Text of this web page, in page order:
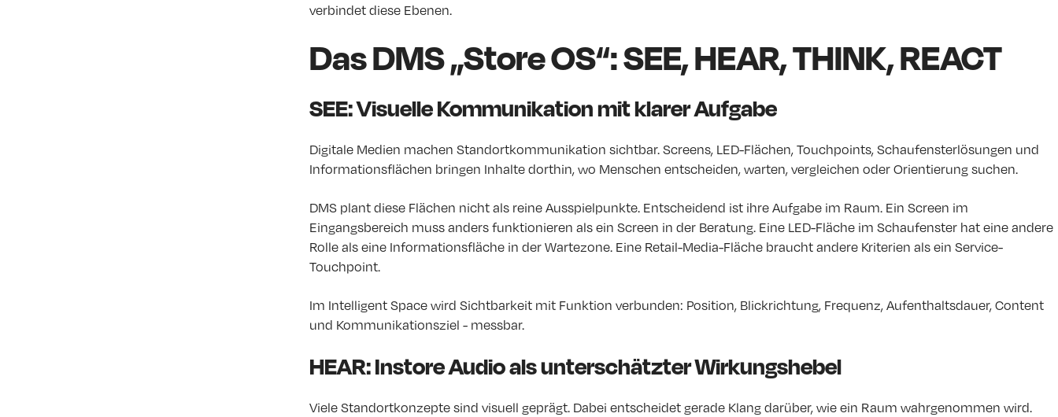
verbindet diese Ebenen.
Das DMS „Store OS“: SEE, HEAR, THINK, REACT
SEE: Visuelle Kommunikation mit klarer Aufgabe
Digitale Medien machen Standortkommunikation sichtbar. Screens, LED-Flächen, Touchpoints, Schaufensterlösungen und
Informationsflächen bringen Inhalte dorthin, wo Menschen entscheiden, warten, vergleichen oder Orientierung suchen.
DMS plant diese Flächen nicht als reine Ausspielpunkte. Entscheidend ist ihre Aufgabe im Raum. Ein Screen im
Eingangsbereich muss anders funktionieren als ein Screen in der Beratung. Eine LED-Fläche im Schaufenster hat eine andere
Rolle als eine Informationsfläche in der Wartezone. Eine Retail-Media-Fläche braucht andere Kriterien als ein Service-
Touchpoint.
Im Intelligent Space wird Sichtbarkeit mit Funktion verbunden: Position, Blickrichtung, Frequenz, Aufenthaltsdauer, Content
und Kommunikationsziel - messbar.
HEAR: Instore Audio als unterschätzter Wirkungshebel
Viele Standortkonzepte sind visuell geprägt. Dabei entscheidet gerade Klang darüber, wie ein Raum wahrgenommen wird.